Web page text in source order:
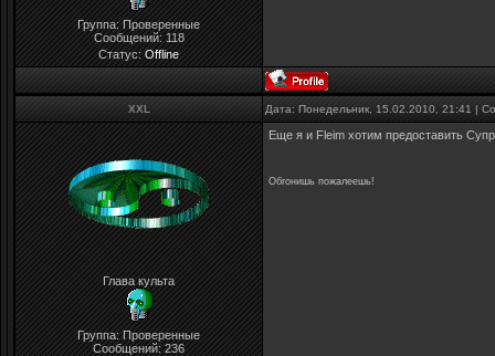
Группа: Проверенные
Сообщений:118
Статус:Offline
XXL Дата: Понедельник, 15.02.2010, 21:41 |
Глава культа
Группа: Проверенные
Сообщений:236
Еще я и Fleim хотим предоставить
Обгонишь пожалеешь!